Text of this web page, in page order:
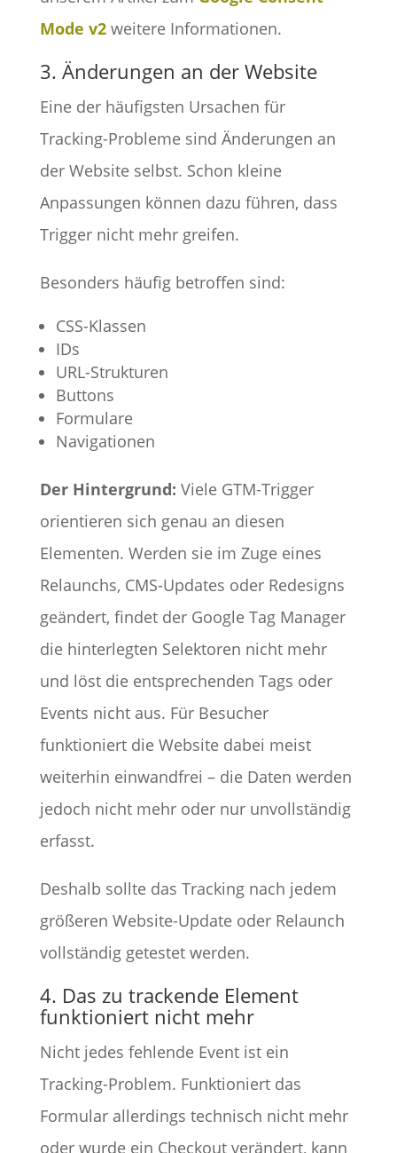
Mode v2weitere Informationen.
3. Änderungen an der Website
Eine der häufigsten Ursachen für
Tracking-Probleme sind Änderungen an
der Website selbst. Schon kleine
Anpassungen können dazu führen, dass
Trigger nicht mehr greifen.
Besonders häufig betroffen sind:
CSS-Klassen
IDs
URL-Strukturen
Buttons
Formulare
Navigationen
Der Hintergrund: Viele GTM-Trigger
orientieren sich genau an diesen
Elementen. Werden sie im Zuge eines
Relaunchs, CMS-Updates oder Redesigns
geändert, findet der Google Tag Manager
die hinterlegten Selektoren nicht mehr
und löst die entsprechenden Tags oder
Events nicht aus. Für Besucher
funktioniert die Website dabei meist
weiterhin einwandfrei – die Daten werden
jedoch nicht mehr oder nur unvollständig
erfasst.
Deshalb sollte das Tracking nach jedem
größeren Website-Update oder Relaunch
vollständig getestet werden.
4. Das zu trackende Element
funktioniert nicht mehr
Nicht jedes fehlende Event ist ein
Tracking-Problem. Funktioniert das
Formular allerdings technisch nicht mehr
oder wurde ein Checkout verändert, kann